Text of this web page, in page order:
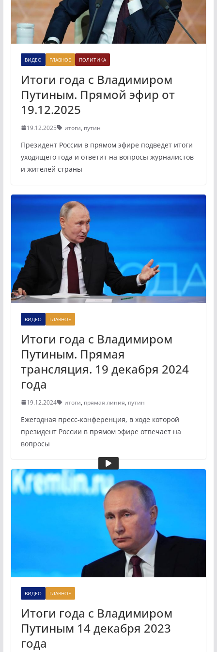
ВИДЕО ГЛАВНОЕ ПОЛИТИКА
Итоги года с Владимиром
Путиным. Прямой эфир от
19.12.2025
19.12.2025 итоги, путин
Президент России в прямом эфире подведет итоги
уходящего года и ответит на вопросы журналистов
и жителей страны
ВИДЕО ГЛАВНОЕ
Итоги года с Владимиром
Путиным. Прямая
трансляция. 19 декабря 2024
года
19.12.2024 итоги, прямая линия, путин
Ежегодная пресс-конференция, в ходе которой
президент России в прямом эфире отвечает на
вопросы
ВИДЕО ГЛАВНОЕ
Итоги года с Владимиром
Путиным 14 декабря 2023
года